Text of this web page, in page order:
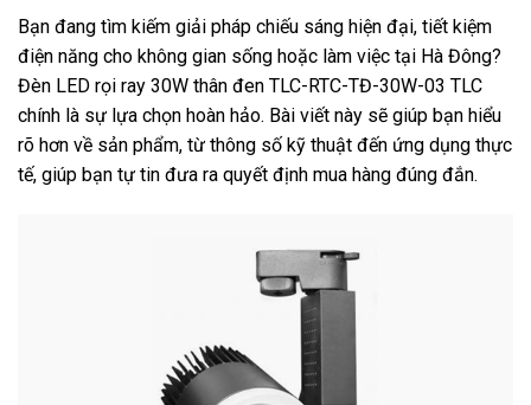
Bạn đang tìm kiếm giải pháp chiếu sáng hiện đại, tiết kiệm
điện năng cho không gian sống hoặc làm việc tại Hà Đông?
Đèn LED rọi ray 30W thân đen TLC-RTC-TĐ-30W-03 TLC
chính là sự lựa chọn hoàn hảo. Bài viết này sẽ giúp bạn hiểu
rõ hơn về sản phẩm, từ thông số kỹ thuật đến ứng dụng thực
tế, giúp bạn tự tin đưa ra quyết định mua hàng đúng đắn.